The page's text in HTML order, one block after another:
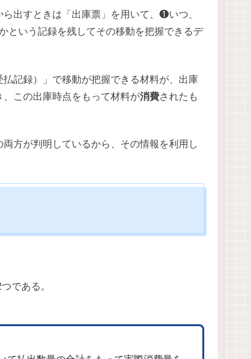
出すときは「出庫票」を用いて、❶いつ、
いう記録を残してその移動を把握できるデ
記録）」で移動が把握できる材料が、出庫
この出庫時点をもって材料が消費されたも
両方が判明しているから、その情報を利用し
である。